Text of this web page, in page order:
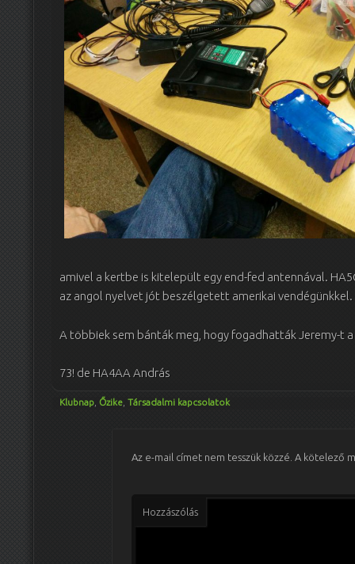
amivel a kertbe is kitelepült egy end-fed antennával.
az angol nyelvet jót beszélgetett amerikai vendégünkkel.
A többiek sem bánták meg, hogy fogadhatták Jeremy-t
73! de HA4AA András
Klubnap Őzike Társadalmi kapcsolatok
Az e-mail címet nem tesszük közzé. A kötelező
Hozzászólás